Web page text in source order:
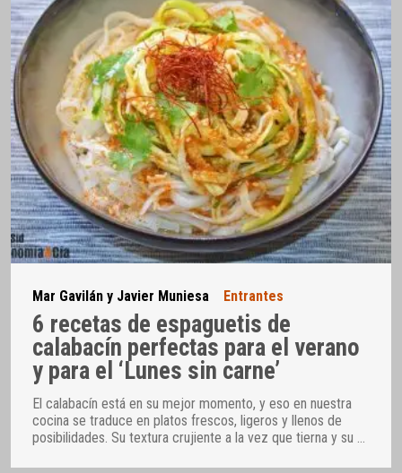
Mar Gavilán y Javier Muniesa Entrantes
6 recetas de espaguetis de
calabacín perfectas para el verano
y para el ‘Lunes sin carne’
El calabacín está en su mejor momento, y eso en nuestra
cocina se traduce en platos frescos, ligeros y llenos de
posibilidades. Su textura crujiente a la vez que tierna y su …